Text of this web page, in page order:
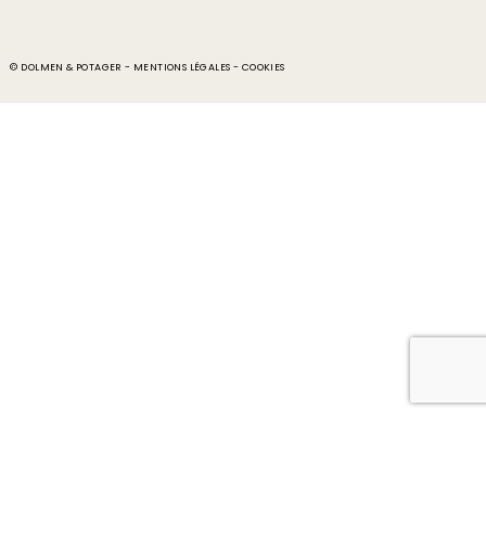
© DOLMEN & POTAGER - MENTIONS LÉGALES - COOKIES